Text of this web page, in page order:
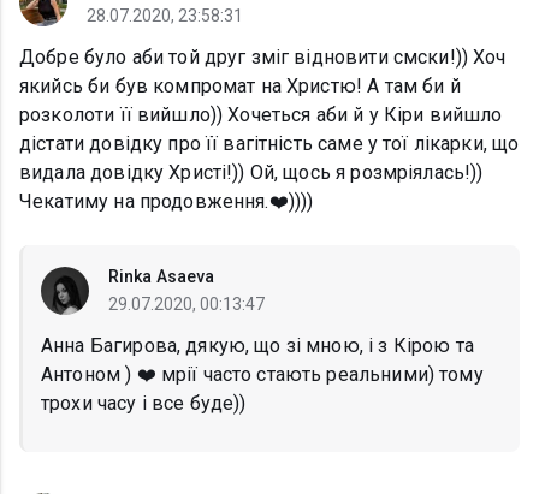
28.07.2020, 23:58:31
Добре було аби той друг зміг відновити смски!)) Хоч
якийсь би був компромат на Христю! А там би й
розколоти її вийшло)) Хочеться аби й у Кіри вийшло
дістати довідку про її вагітність саме у тої лікарки, що
видала довідку Христі!)) Ой, щось я розмріялась!))
Чекатиму на продовження.❤️))))
Rinka Asaeva
29.07.2020, 00:13:47
Анна Багирова, дякую, що зі мною, і з Кірою та
Антоном ) ❤️ мрії часто стають реальними) тому
трохи часу і все буде))